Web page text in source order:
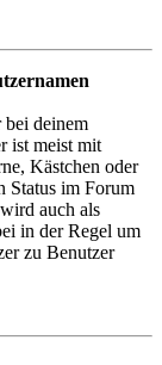
deinem
ist meist mit
Kästchen oder
Status im Forum
auch als
in der Regel um
zu Benutzer